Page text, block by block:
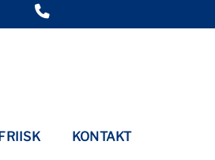
KONTAKT